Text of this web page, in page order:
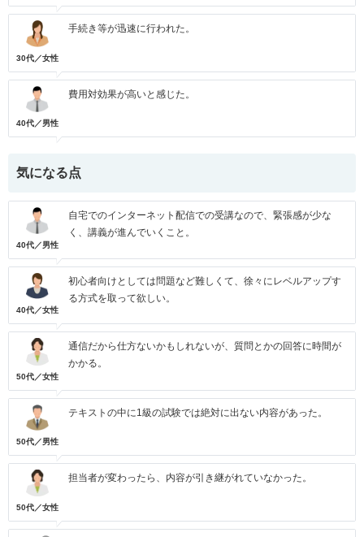
30代／女性
手続き等が迅速に行われた。
40代／男性
費用対効果が高いと感じた。
気になる点
40代／男性
自宅でのインターネット配信での受講なので、緊張感が少な
く、講義が進んでいくこと。
40代／女性
初心者向けとしては問題など難しくて、徐々にレベルアップす
る方式を取って欲しい。
50代／女性
通信だから仕方ないかもしれないが、質問とかの回答に時間が
かかる。
50代／男性
テキストの中に1級の試験では絶対に出ない内容があった。
50代／女性
担当者が変わったら、内容が引き継がれていなかった。